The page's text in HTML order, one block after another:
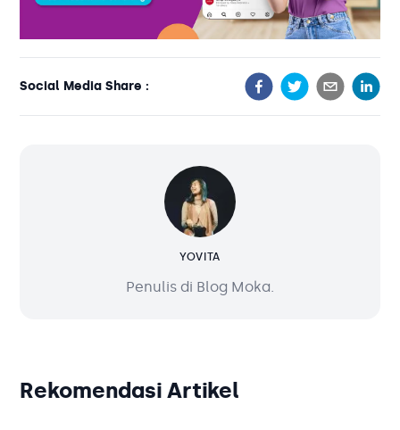
Social Media Share :
YOVITA
Penulis di Blog Moka.
Rekomendasi Artikel